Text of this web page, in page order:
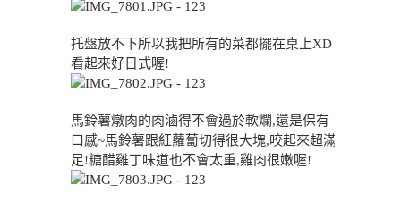
托盤放不下所以我把所有的菜都擺在桌上XD
看起來好日式喔!
馬鈴薯燉肉的肉滷得不會過於軟爛,還是保有
口感~馬鈴薯跟紅蘿蔔切得很大塊,咬起來超滿
足!糖醋雞丁味道也不會太重,雞肉很嫩喔!